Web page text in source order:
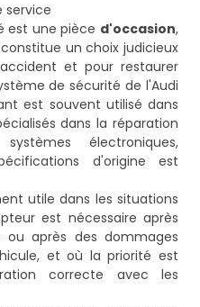
service
est une pièce d'occasion,
un choix judicieux
et pour restaurer
de sécurité de l'Audi
est souvent utilisé dans
dans la réparation
électroniques,
d'origine est
utile dans les situations
est nécessaire après
ou après des dommages
et où la priorité est
correcte avec les